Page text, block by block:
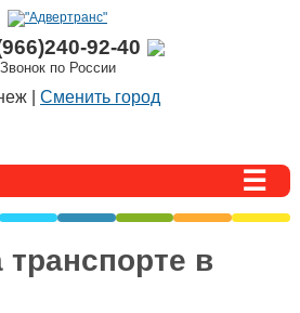
92-40
Звонок по России
| Сменить город
в